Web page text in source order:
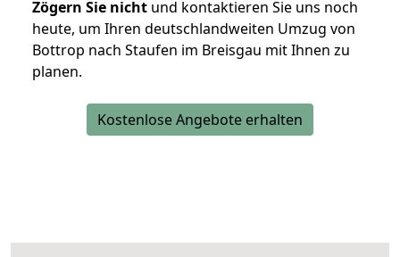
Zögern Sie nicht und kontaktieren Sie uns noch
heute, um Ihren deutschlandweiten Umzug von
Bottrop nach Staufen im Breisgau mit Ihnen zu
planen.
Kostenlose Angebote erhalten